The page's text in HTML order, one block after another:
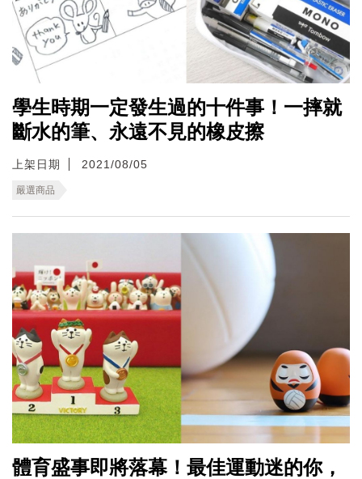
學生時期一定發生過的十件事！一摔就
斷水的筆、永遠不見的橡皮擦
上架日期 2021/08/05
嚴選商品
體育盛事即將落幕！最佳運動迷的你，